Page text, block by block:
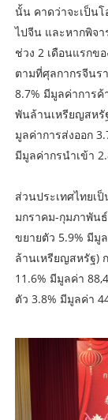
นั้น คาดว่าจะเป็น
ไปจีน และหากพิจ
ช่วง 2 เดือนแรกข
ตามที่ศุลกากรจีนร
8.7% มีมูลค่าการ
พันล้านเหรียญสหรั
มูลค่าการส่งออก
มีมูลค่ากรนำเข้า
ส่วนประเทศไทยเ
มกราคม-กุมภาพัน
ขยายตัว 5.9% มีมู
ล้านเหรียญสหรัฐ)
11.6% มีมูลค่า
ตัว 3.8% มีมูลค่า